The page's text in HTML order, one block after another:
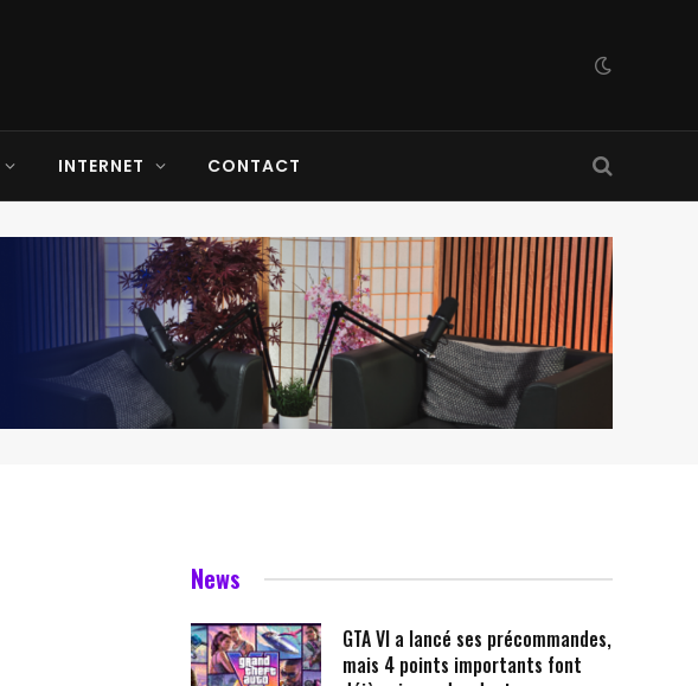
INTERNET CONTACT
News
GTA VI a lancé ses précommandes,
mais 4 points importants font